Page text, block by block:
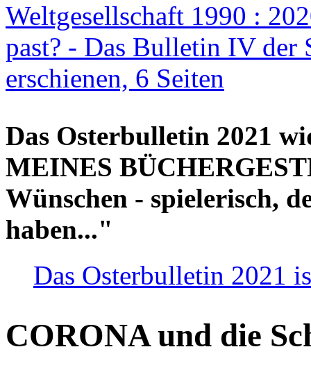
Weltgesellschaft 1990 :
past? - Das Bulletin IV der
erschienen, 6 Seiten
Das Osterbulletin 2021
MEINES
Wünschen - spielerisch,
haben..."
Das Osterbulletin 2021
CORONA und die